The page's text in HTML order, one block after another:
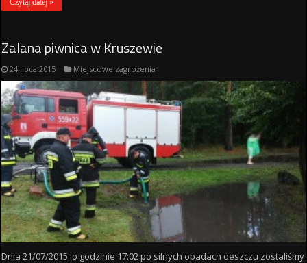
Zalana piwnica w Kruszewie
24 lipca 2015 Miejscowe zagrożenia
Dnia 21/07/2015. o godzinie 17:02 po silnych opadach deszczu zostaliśmy